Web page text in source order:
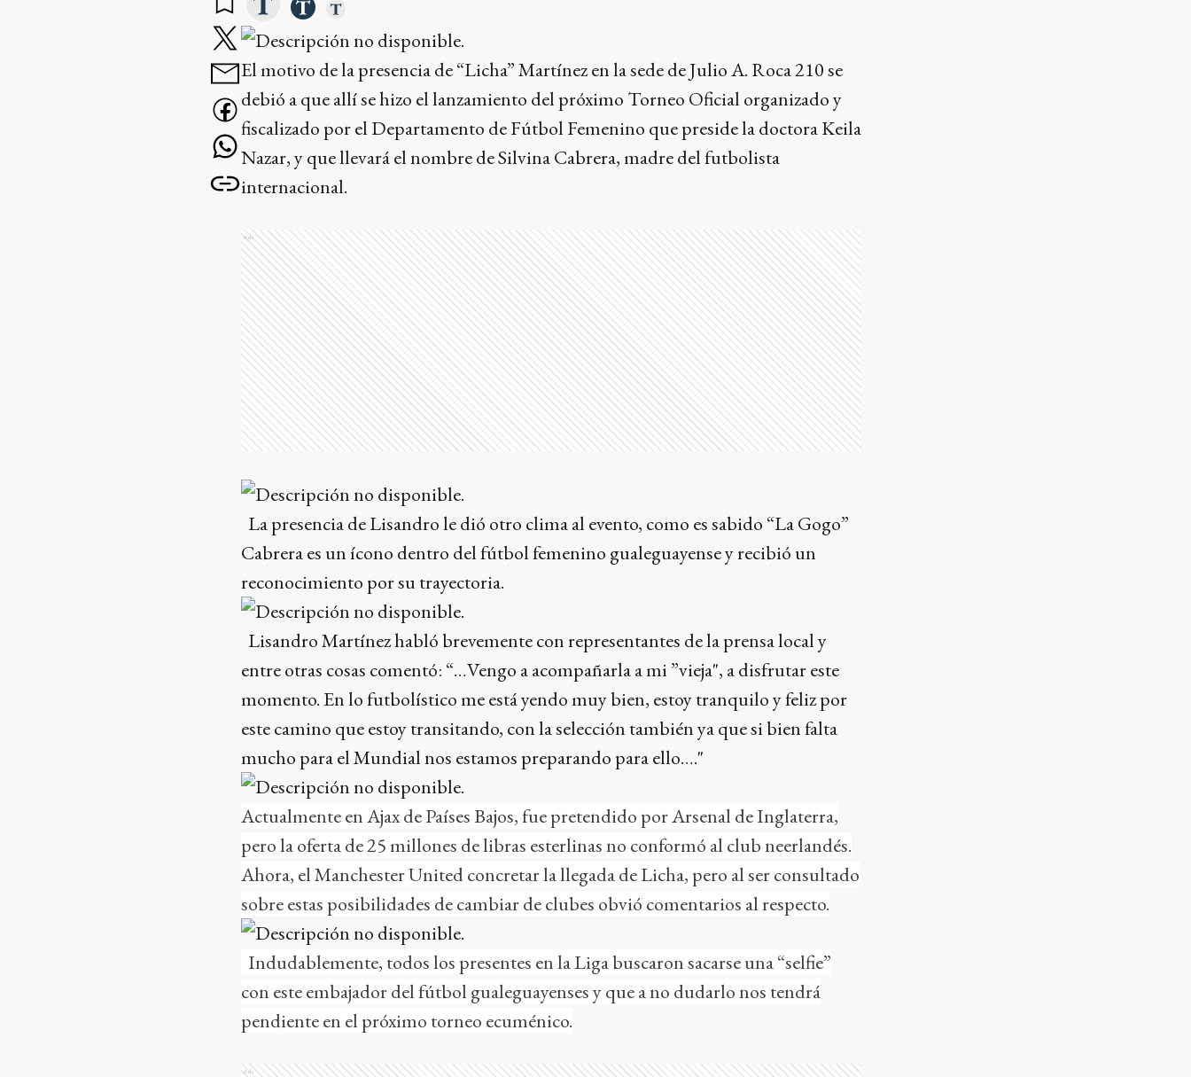
El motivo de la presencia de “Licha” Martínez en la sede de Julio A. Roca 210 se
debió a que allí se hizo el lanzamiento del próximo Torneo Oficial organizado y
fiscalizado por el Departamento de Fútbol Femenino que preside la doctora Keila
Nazar, y que llevará el nombre de Silvina Cabrera, madre del futbolista
internacional.
Ads
La presencia de Lisandro le dió otro clima al evento, como es sabido “La Gogo”
Cabrera es un ícono dentro del fútbol femenino gualeguayense y recibió un
reconocimiento por su trayectoria.
Lisandro Martínez habló brevemente con representantes de la prensa local y
entre otras cosas comentó: “…Vengo a acompañarla a mi ”vieja", a disfrutar este
momento. En lo futbolístico me está yendo muy bien, estoy tranquilo y feliz por
este camino que estoy transitando, con la selección también ya que si bien falta
mucho para el Mundial nos estamos preparando para ello…."
Actualmente en Ajax de Países Bajos, fue pretendido por Arsenal de Inglaterra,
pero la oferta de 25 millones de libras esterlinas no conformó al club neerlandés.
Ahora, el Manchester United concretar la llegada de Licha, pero al ser consultado
sobre estas posibilidades de cambiar de clubes obvió comentarios al respecto.
Indudablemente, todos los presentes en la Liga buscaron sacarse una “selfie”
con este embajador del fútbol gualeguayenses y que a no dudarlo nos tendrá
pendiente en el próximo torneo ecuménico.
Ads